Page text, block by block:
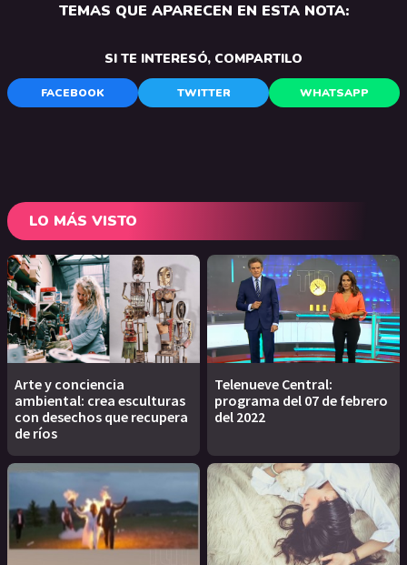
TEMAS QUE APARECEN EN ESTA NOTA:
SI TE INTERESÓ, COMPARTILO
FACEBOOK TWITTER WHATSAPP
LO MÁS VISTO
Arte y conciencia
ambiental: crea esculturas
con desechos que recupera
de ríos
Telenueve Central:
programa del 07 de febrero
del 2022